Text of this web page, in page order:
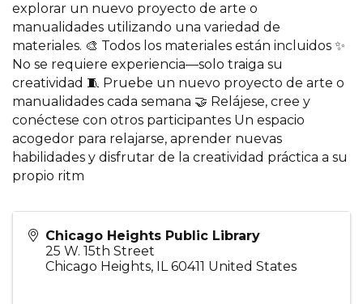
explorar un nuevo proyecto de arte o
manualidades utilizando una variedad de
materiales. 🎨 Todos los materiales están incluidos ✨
No se requiere experiencia—solo traiga su
creatividad 🧵 Pruebe un nuevo proyecto de arte o
manualidades cada semana 🤝 Relájese, cree y
conéctese con otros participantes Un espacio
acogedor para relajarse, aprender nuevas
habilidades y disfrutar de la creatividad práctica a su
propio ritm
Chicago Heights Public Library
25 W. 15th Street
Chicago Heights, IL 60411 United States